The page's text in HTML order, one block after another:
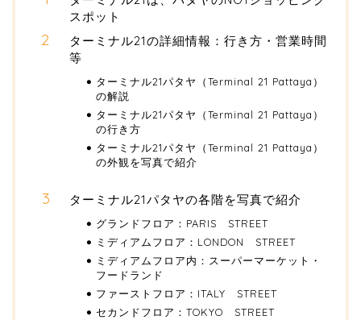
スポット
ターミナル21の詳細情報：行き方・営業時間
等
ターミナル21パタヤ（Terminal 21 Pattaya）
の解説
ターミナル21パタヤ（Terminal 21 Pattaya）
の行き方
ターミナル21パタヤ（Terminal 21 Pattaya）
の外観を写真で紹介
ターミナル21パタヤの各階を写真で紹介
グランドフロア：PARIS STREET
ミディアムフロア：LONDON STREET
ミディアムフロア内：スーパーマーケット・
フードランド
ファーストフロア：ITALY STREET
セカンドフロア：TOKYO STREET